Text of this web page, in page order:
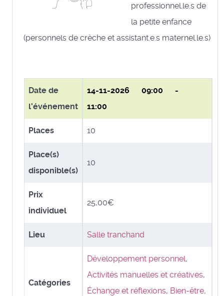
professionnel.le.s de
la petite enfance
(personnels de crèche et assistant.e.s maternel.le.s)
Date de
l'événement
14-11-2026 09:00 -
11:00
Places 10
Place(s)
disponible(s)
10
Prix
individuel
25,00€
Lieu Salle tranchand
Catégories
Développement personnel,
Activités manuelles et créatives,
Échange et réflexions, Bien-être,